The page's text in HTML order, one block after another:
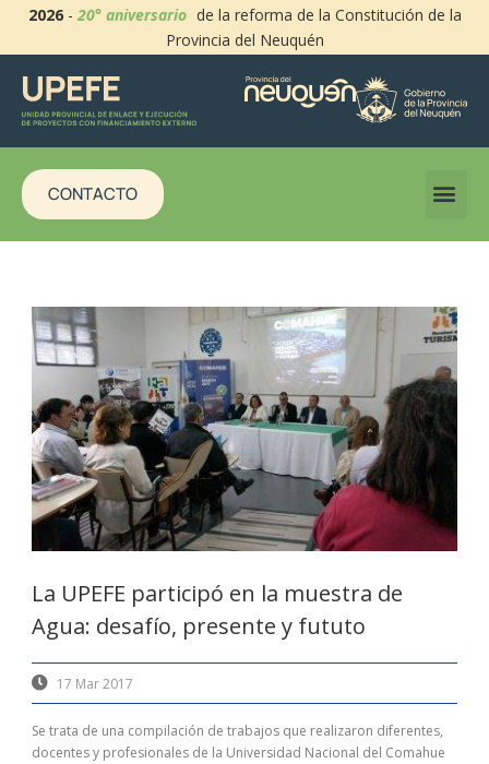
2026-20° aniversario de la reforma de la Constitución de la
Provincia del Neuquén
CONTACTO
La UPEFE participó en la muestra de
Agua: desafío, presente y fututo
17 Mar 2017
Se trata de una compilación de trabajos que realizaron diferentes,
docentes y profesionales de la Universidad Nacional del Comahue